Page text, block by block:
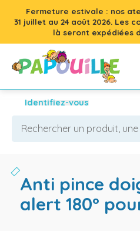
Fermeture estivale : nos
31 juillet au 24 août 2026. Les
là seront expédiées
Identifiez-vous
anti pince doigt finger
alert 180°